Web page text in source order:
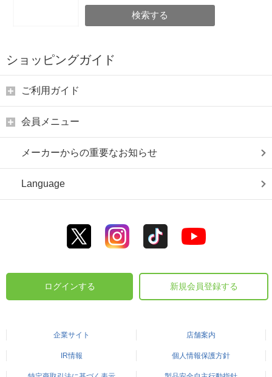
検索する
ショッピングガイド
ご利用ガイド
会員メニュー
メーカーからの重要なお知らせ
Language
ログインする 新規会員登録する
企業サイト 店舗案内
IR情報 個人情報保護方針